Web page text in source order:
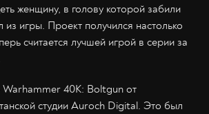
женщину, в голову которой забили
из игры. Проект получился настолько
считается лучшей игрой в серии за
40K: Boltgun от
студии Auroch Digital. Это был